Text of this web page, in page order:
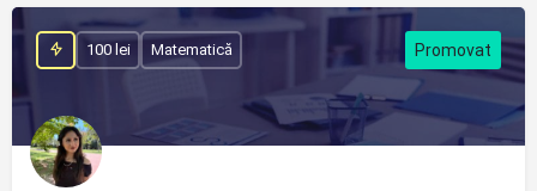
100 lei Matematică